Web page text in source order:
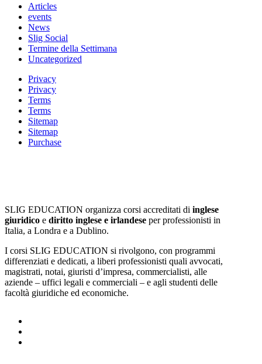
Articles
events
News
Slig Social
Termine della Settimana
Uncategorized
Privacy
Privacy
Terms
Terms
Sitemap
Sitemap
Purchase
SLIG EDUCATION organizza corsi accreditati di inglese
giuridico e diritto inglese e irlandese per professionisti in
Italia, a Londra e a Dublino.
I corsi SLIG EDUCATION si rivolgono, con programmi
differenziati e dedicati, a liberi professionisti quali avvocati,
magistrati, notai, giuristi d’impresa, commercialisti, alle
aziende – uffici legali e commerciali – e agli studenti delle
facoltà giuridiche ed economiche.